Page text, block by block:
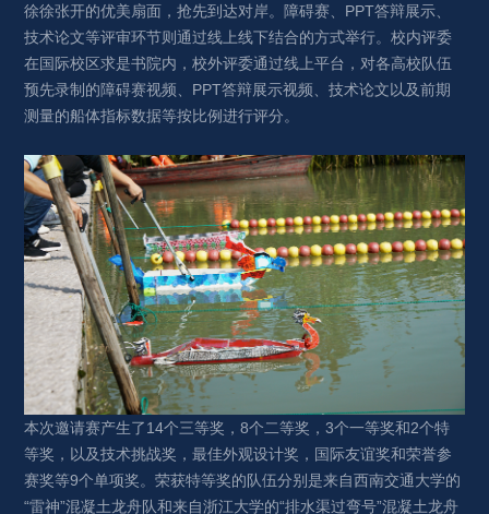
徐徐张开的优美扇面，抢先到达对岸。障碍赛、PPT答辩展示、
技术论文等评审环节则通过线上线下结合的方式举行。校内评委
在国际校区求是书院内，校外评委通过线上平台，对各高校队伍
预先录制的障碍赛视频、PPT答辩展示视频、技术论文以及前期
测量的船体指标数据等按比例进行评分。
本次邀请赛产生了14个三等奖，8个二等奖，3个一等奖和2个特
等奖，以及技术挑战奖，最佳外观设计奖，国际友谊奖和荣誉参
赛奖等9个单项奖。荣获特等奖的队伍分别是来自西南交通大学的
“雷神”混凝土龙舟队和来自浙江大学的“排水渠过弯号”混凝土龙舟